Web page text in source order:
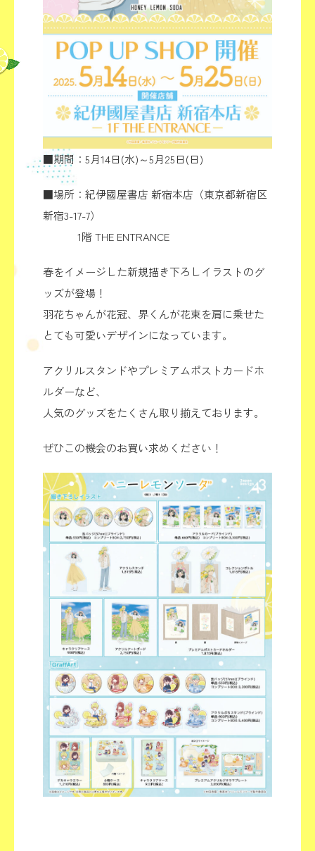
NEWS
INTRODUCTION
STORY
CHARACTER
STAFF/CAST
MUSIC
ON AIR
GOODS
MOVIE
COMICS
■期間：5月14日(水)～5月25日(日)
■場所：紀伊國屋書店 新宿本店（東京都新宿区
新宿3-17-7）
1階 THE ENTRANCE
春をイメージした新規描き下ろしイラストのグ
ッズが登場！
羽花ちゃんが花冠、界くんが花束を肩に乗せた
とても可愛いデザインになっています。
アクリルスタンドやプレミアムポストカードホ
ルダーなど、
人気のグッズをたくさん取り揃えております。
ぜひこの機会のお買い求めください！